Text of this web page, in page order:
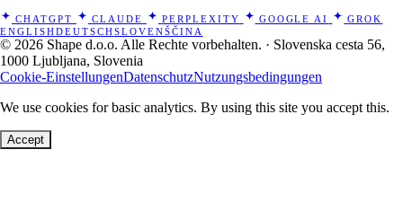
CHATGPT CLAUDE PERPLEXITY GOOGLE AI
GROK
ENGLISHDEUTSCHSLOVENŠČINA
© 2026 Shape d.o.o. Alle Rechte vorbehalten. · Slovenska cesta 56,
1000 Ljubljana, Slovenia
Cookie-EinstellungenDatenschutzNutzungsbedingungen
We use cookies for basic analytics. By using this site you accept this.
Accept